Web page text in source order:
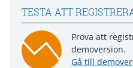
TESTA ATT
Prova att
demoversion.
Gå till